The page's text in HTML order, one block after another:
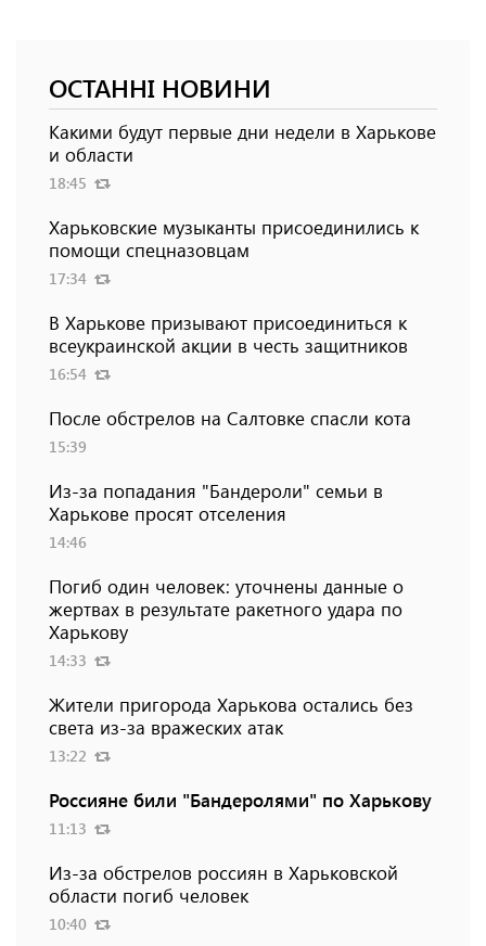
ОСТАННІ НОВИНИ
Какими будут первые дни недели в Харькове
и области
18:45
Харьковские музыканты присоединились к
помощи спецназовцам
17:34
В Харькове призывают присоединиться к
всеукраинской акции в честь защитников
16:54
После обстрелов на Салтовке спасли кота
15:39
Из-за попадания "Бандероли" семьи в
Харькове просят отселения
14:46
Погиб один человек: уточнены данные о
жертвах в результате ракетного удара по
Харькову
14:33
Жители пригорода Харькова остались без
света из-за вражеских атак
13:22
Россияне били "Бандеролями" по Харькову
11:13
Из-за обстрелов россиян в Харьковской
области погиб человек
10:40